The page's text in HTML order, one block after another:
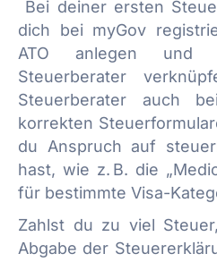
Bei deiner ersten
dich bei myGov
ATO anlegen und
Steuerberater
Steuerberater auch
korrekten
du Anspruch auf
hast, wie z. B. die
für bestimmte Visa-
Zahlst du zu viel
Abgabe der